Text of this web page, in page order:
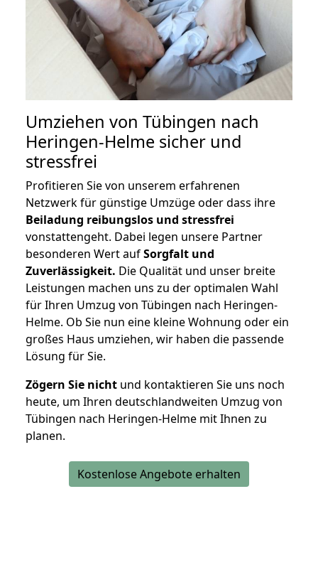
Umziehen von Tübingen nach
Heringen-Helme sicher und
stressfrei
Profitieren Sie von unserem erfahrenen
Netzwerk für günstige Umzüge oder dass ihre
Beiladung reibungslos und stressfrei
vonstattengeht. Dabei legen unsere Partner
besonderen Wert aufSorgfalt und
Zuverlässigkeit. Die Qualität und unser breite
Leistungen machen uns zu der optimalen Wahl
für Ihren Umzug von Tübingen nach Heringen-
Helme. Ob Sie nun eine kleine Wohnung oder ein
großes Haus umziehen, wir haben die passende
Lösung für Sie.
Zögern Sie nicht und kontaktieren Sie uns noch
heute, um Ihren deutschlandweiten Umzug von
Tübingen nach Heringen-Helme mit Ihnen zu
planen.
Kostenlose Angebote erhalten